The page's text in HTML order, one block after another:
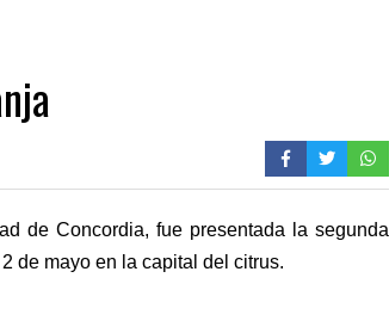
de Concordia, fue presentada la segunda
de mayo en la capital del citrus.